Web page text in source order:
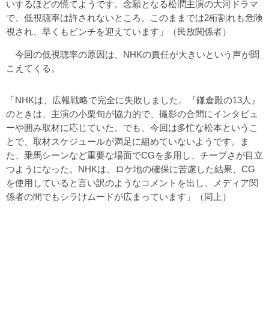
いするほどの慌てようです。念願となる松潤主演の大河ドラマ
で、低視聴率は許されないところ。このままでは2桁割れも危険
視され、早くもピンチを迎えています」（民放関係者）
今回の低視聴率の原因は、NHKの責任が大きいという声が聞
こえてくる。
「NHKは、広報戦略で完全に失敗しました。『鎌倉殿の13人』
のときは、主演の小栗旬が協力的で、撮影の合間にインタビュ
ーや囲み取材に応じていた。でも、今回は多忙な松本というこ
とで、取材スケジュールが満足に組めていないようです。ま
た、乗馬シーンなど重要な場面でCGを多用し、チープさが目立
つようになった。NHKは、ロケ地の確保に苦慮した結果、CG
を使用していると言い訳のようなコメントを出し、メディア関
係者の間でもシラけムードが広まっています」（同上）